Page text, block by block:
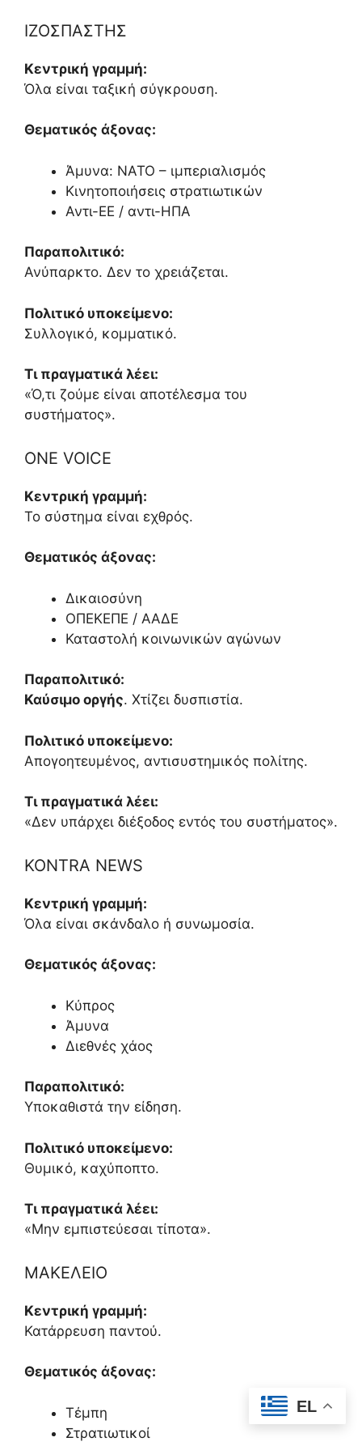
ΙΖΟΣΠΑΣΤΗΣ
Κεντρική γραμμή:
Όλα είναι ταξική σύγκρουση.
Θεματικός άξονας:
Άμυνα: ΝΑΤΟ – ιμπεριαλισμός
Κινητοποιήσεις στρατιωτικών
Αντι-ΕΕ / αντι-ΗΠΑ
Παραπολιτικό:
Ανύπαρκτο. Δεν το χρειάζεται.
Πολιτικό υποκείμενο:
Συλλογικό, κομματικό.
Τι πραγματικά λέει:
«Ό,τι ζούμε είναι αποτέλεσμα του
συστήματος».
ONE VOICE
Κεντρική γραμμή:
Το σύστημα είναι εχθρός.
Θεματικός άξονας:
Δικαιοσύνη
ΟΠΕΚΕΠΕ / ΑΑΔΕ
Καταστολή κοινωνικών αγώνων
Παραπολιτικό:
Καύσιμο οργής. Χτίζει δυσπιστία.
Πολιτικό υποκείμενο:
Απογοητευμένος, αντισυστημικός πολίτης.
Τι πραγματικά λέει:
«Δεν υπάρχει διέξοδος εντός του συστήματος».
KONTRA NEWS
Κεντρική γραμμή:
Όλα είναι σκάνδαλο ή συνωμοσία.
Θεματικός άξονας:
Κύπρος
Άμυνα
Διεθνές χάος
Παραπολιτικό:
Υποκαθιστά την είδηση.
Πολιτικό υποκείμενο:
Θυμικό, καχύποπτο.
Τι πραγματικά λέει:
«Μην εμπιστεύεσαι τίποτα».
ΜΑΚΕΛΕΙΟ
Κεντρική γραμμή:
Κατάρρευση παντού.
Θεματικός άξονας:
Τέμπη
Στρατιωτικοί
EL